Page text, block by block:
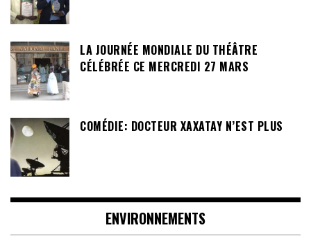
LA JOURNÉE MONDIALE DU THÉÂTRE
CÉLÉBRÉE CE MERCREDI 27 MARS
COMÉDIE: DOCTEUR XAXATAY N’EST PLUS
ENVIRONNEMENTS